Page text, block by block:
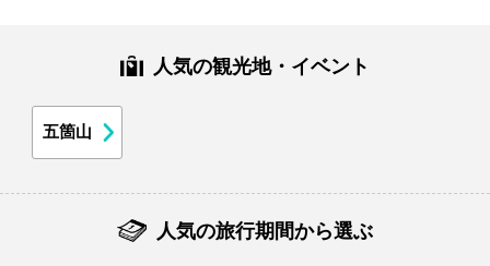
人気の観光地・イベント
五箇山
人気の旅行期間から選ぶ